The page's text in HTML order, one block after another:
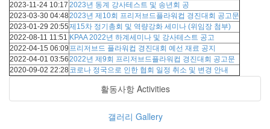
2023-11-24 10:17 2023년 동계 강사테스트 및 송년회 공
2023-03-30 04:482023년 제10회 프리저브드플라워컵 경진대회 공고문
2023-01-29 20:55제15차 정기총회 및 역량강화 세미나 (위임장 첨부)
2022-08-11 11:51 KPAA 2022년 하계세미나 및 강사테스트 공고
2022-04-15 06:09 프리저브드 플라워컵 경진대회 예선 재료 공지
2022-04-01 03:562022년 제9회 프리저브드플라워컵 경진대회 공고문
2020-09-02 22:28코로나 정국으로 인한 협회 일정 취소 및 변경 안내
활동사항 Activities
갤러리 Gallery